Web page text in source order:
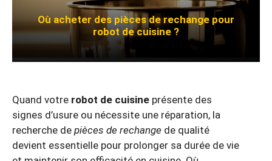
Où acheter des pièces de rechange pour
robot de cuisine ?
Quand votre robot de cuisine présente des
signes d’usure ou nécessite une réparation, la
recherche de pièces de rechange de qualité
devient essentielle pour prolonger sa durée de vie